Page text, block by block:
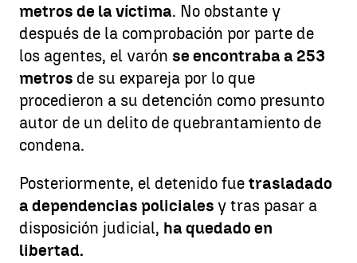
metros de la víctima. No obstante y
después de la comprobación por parte de
los agentes, el varón se encontraba a 253
metros de su expareja por lo que
procedieron a su detención como presunto
autor de un delito de quebrantamiento de
condena.
Posteriormente, el detenido fue trasladado
a dependencias policiales y tras pasar a
disposición judicial, ha quedado en
libertad.